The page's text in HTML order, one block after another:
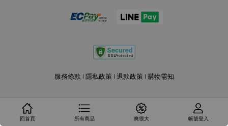
服務條款| 隱私政策| 退款政策| 購物需知
回首頁 所有商品 爽很大 帳號登入